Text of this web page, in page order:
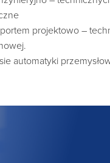
projektowo –
automatyki